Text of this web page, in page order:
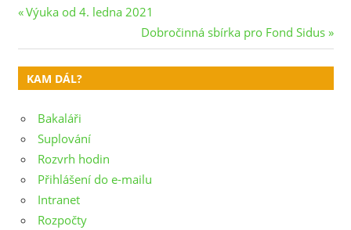
Navigace
pro
příspěvek
Previous
Výuka od 4. ledna 2021
Next
Post:
Dobročinná sbírka pro Fond Sidus
KAM DÁL?
Bakaláři
Suplování
Rozvrh hodin
Přihlášení do e-mailu
Intranet
Rozpočty